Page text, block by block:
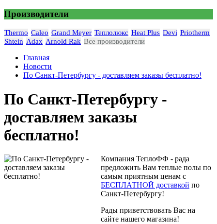
Производители
Thermo Caleo Grand Meyer Теплолюкс Heat Plus Devi Priotherm
Shtein Adax Arnold Rak Все производители
Главная
Новости
По Санкт-Петербургу - доставляем заказы бесплатно!
По Санкт-Петербургу -
доставляем заказы
бесплатно!
Компания ТеплоФФ - рада
предложить Вам теплые полы по
самым приятным ценам с
БЕСПЛАТНОЙ доставкой по
Санкт-Петербургу!
Рады приветствовать Вас на
сайте нашего магазина!